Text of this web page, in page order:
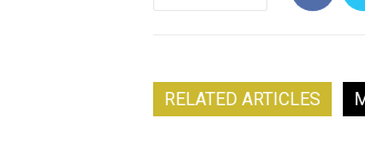
RELATED ARTICLES